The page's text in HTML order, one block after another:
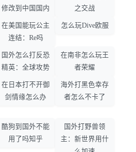
修改到中国国内
之交战
在美国能玩公主
连结：Re吗
怎么玩Dive欧服
国外怎么打反恐
精英：全球攻势
在南非怎么玩王
者荣耀
在日本打不开御
剑情缘怎么办
海外打黑色幸存
者怎么不卡了
酷狗到国外不能
用了吗知乎
国外打野兽领
主：新世界用什